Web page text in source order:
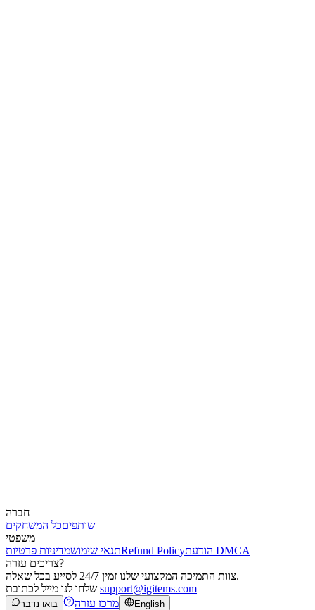
חברה
שותפיםכל המשחקים
משפטי
תנאי שימושמדיניות פרטיות Refund Policy
הודעת DMCA
צריכים עזרה?
צוות התמיכה המקצועי שלנו זמין 24/7 לסייע בכל שאלה.
support@igitems.com
בואו נדבר מרכז עזרה English